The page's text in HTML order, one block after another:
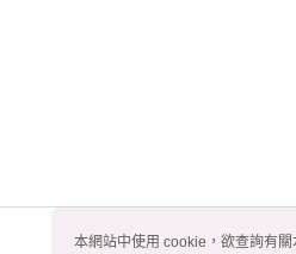
本網站中使用 cookie，欲查詢有